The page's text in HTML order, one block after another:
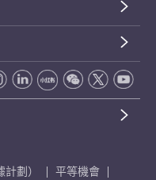
劃）
平等機會